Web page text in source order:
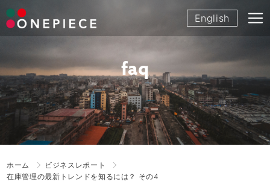
Skip
to
English
faq
ホーム
ビジネスレポート
在庫管理の最新トレンドを知るには？ その4